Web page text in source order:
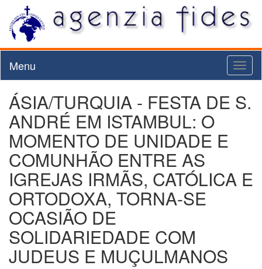
Menu
ÁSIA/TURQUIA - FESTA DE S.
ANDRÉ EM ISTAMBUL: O
MOMENTO DE UNIDADE E
COMUNHÃO ENTRE AS
IGREJAS IRMÃS, CATÓLICA E
ORTODOXA, TORNA-SE
OCASIÃO DE
SOLIDARIEDADE COM
JUDEUS E MUÇULMANOS